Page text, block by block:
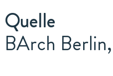
Quelle
BArch